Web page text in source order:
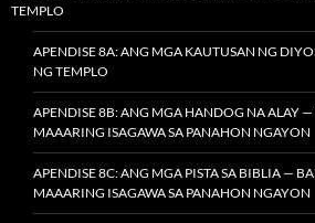
TEMPLO
APENDISE 8A: ANG MGA KAUTUSAN NG
NG TEMPLO
APENDISE 8B: ANG MGA HANDOG NA ALAY
MAAARING ISAGAWA SA PANAHON NGAYON
APENDISE 8C: ANG MGA PISTA SA BIBLIA —
MAAARING ISAGAWA SA PANAHON NGAYON